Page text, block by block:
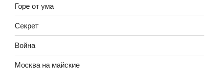
Горе от ума
Секрет
Война
Москва на майские